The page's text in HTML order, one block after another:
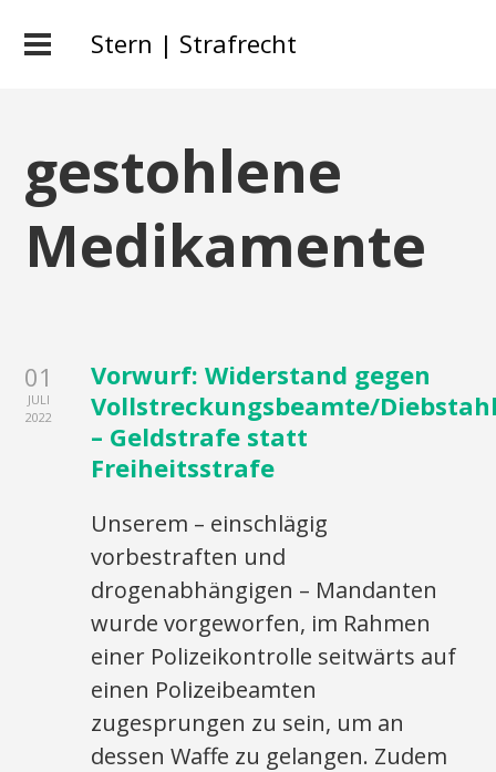
Stern | Strafrecht
gestohlene
Medikamente
01
JULI
2022
Vorwurf: Widerstand gegen
Vollstreckungsbeamte/
– Geldstrafe statt
Freiheitsstrafe
Unserem – einschlägig
vorbestraften und
drogenabhängigen – Mandanten
wurde vorgeworfen, im Rahmen
einer Polizeikontrolle seitwärts auf
einen Polizeibeamten
zugesprungen zu sein, um an
dessen Waffe zu gelangen. Zudem